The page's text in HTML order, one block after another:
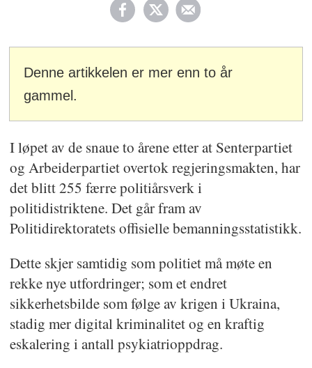
Denne artikkelen er mer enn to år
gammel.
I løpet av de snaue to årene etter at Senterpartiet
og Arbeiderpartiet overtok regjeringsmakten, har
det blitt 255 færre politiårsverk i
politidistriktene. Det går fram av
Politidirektoratets offisielle bemanningsstatistikk.
Dette skjer samtidig som politiet må møte en
rekke nye utfordringer; som et endret
sikkerhetsbilde som følge av krigen i Ukraina,
stadig mer digital kriminalitet og en kraftig
eskalering i antall psykiatrioppdrag.